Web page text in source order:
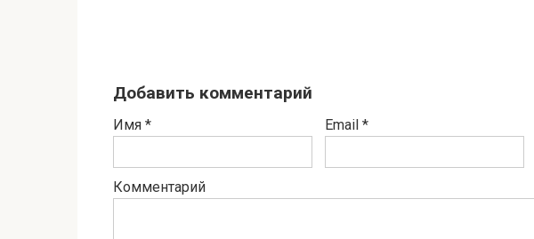
Добавить комментарий
Имя * Email *
Комментарий